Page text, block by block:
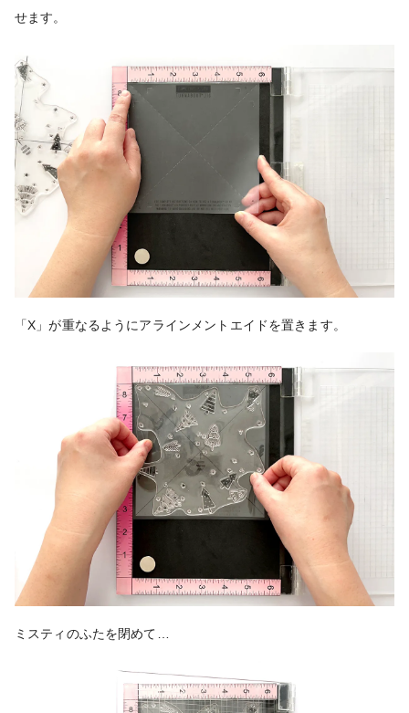
せます。
「X」が重なるようにアラインメントエイドを置きます。
ミスティのふたを閉めて…